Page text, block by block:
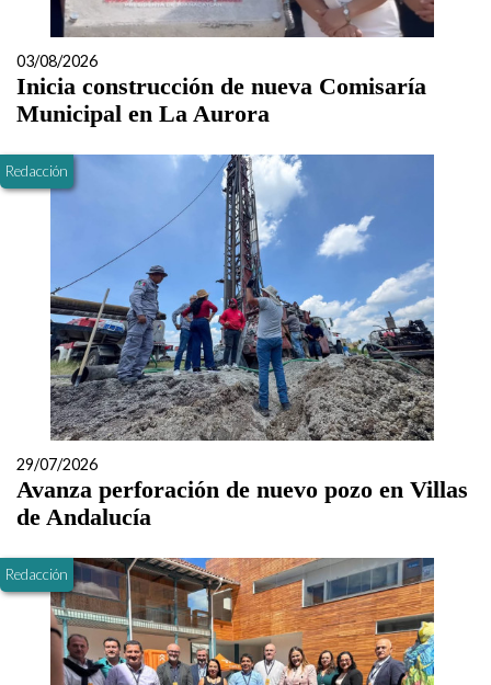
03/08/2026
Inicia construcción de nueva Comisaría
Municipal en La Aurora
Redacción
29/07/2026
Avanza perforación de nuevo pozo en Villas
de Andalucía
Redacción